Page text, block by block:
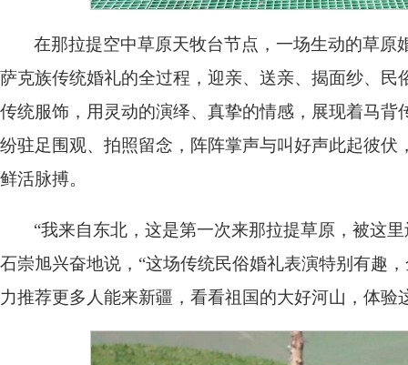
在那拉提空中草原天牧台节点，一场生动的草
萨克族传统婚礼的全过程，迎亲、送亲、揭面纱、
传统服饰，用灵动的演绎、真挚的情感，展现着马
纷驻足围观、拍照留念，阵阵掌声与叫好声此起彼
鲜活脉搏。
“我来自东北，这是第一次来那拉提草原，被这
石崇旭兴奋地说，“这场传统民俗婚礼表演特别有趣
力推荐更多人能来新疆，看看祖国的大好河山，体验